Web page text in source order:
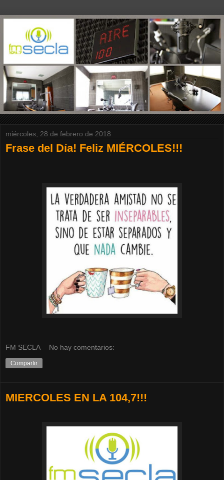
miércoles, 28 de febrero de 2018
Frase del Día! Feliz MIÉRCOLES!!!
FM SECLA No hay comentarios:
Compartir
MIERCOLES EN LA 104,7!!!